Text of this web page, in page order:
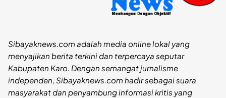
Sibayaknews.com adalah media online lokal yang
menyajikan berita terkini dan terpercaya seputar
Kabupaten Karo. Dengan semangat jurnalisme
independen, Sibayaknews.com hadir sebagai suara
masyarakat dan penyambung informasi kritis yang